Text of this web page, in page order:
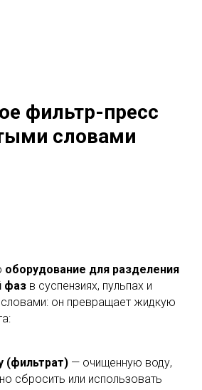
фильтр-пресс
словами
оборудование для разделения
фаз в суспензиях, пульпах и
он превращает жидкую
— очищенную воду,
сбросить или использовать